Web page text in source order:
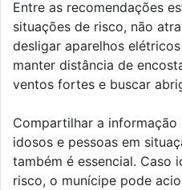
Entre as recomendações
situações de risco, não
desligar aparelhos
manter distância de
ventos fortes e buscar
Compartilhar a
idosos e pessoas em
também é essencial. Caso
risco, o munícipe pode